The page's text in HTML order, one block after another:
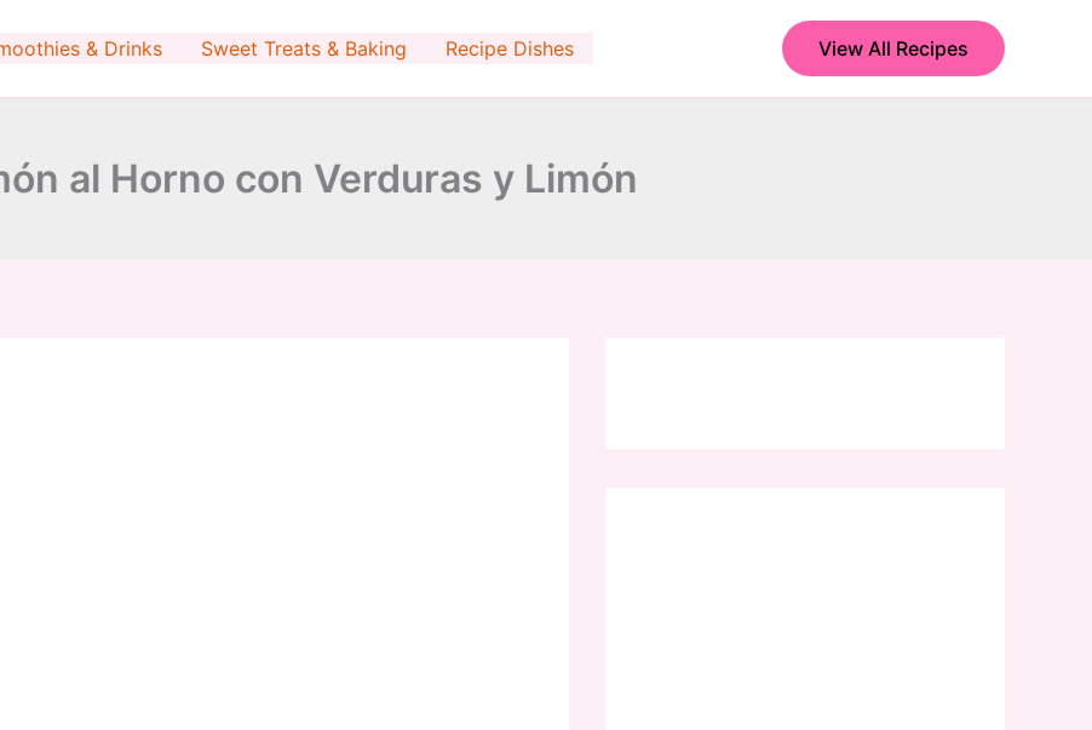
& Drinks Sweet Treats & Baking Recipe Dishes View All Recipes
al Horno con Verduras y Limón